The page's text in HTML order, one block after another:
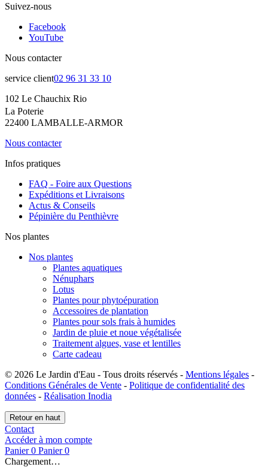
Suivez-nous
Facebook
YouTube
Nous contacter
service client02 96 31 33 10
102 Le Chauchix Rio
La Poterie
22400 LAMBALLE-ARMOR
Nous contacter
Infos pratiques
FAQ - Foire aux Questions
Expéditions et Livraisons
Actus & Conseils
Pépinière du Penthièvre
Nos plantes
Nos plantes
Plantes aquatiques
Nénuphars
Lotus
Plantes pour phytoépuration
Accessoires de plantation
Plantes pour sols frais à humides
Jardin de pluie et noue végétalisée
Traitement algues, vase et lentilles
Carte cadeau
© 2026 Le Jardin d'Eau - Tous droits réservés - Mentions légales -
Conditions Générales de Vente - Politique de confidentialité des
données - Réalisation Inodia
Retour en haut
Contact
Accéder à mon compte
Panier 0 Panier 0
Chargement…